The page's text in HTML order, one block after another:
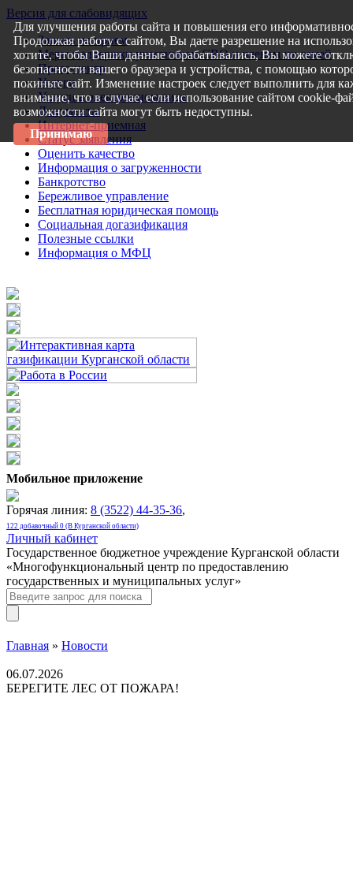
Версия для слабовидящих
Запись на прием
Меры поддержки участникам СВО и членам их семей
Пресс-центр
Услуги
Услуги в электронном виде
Документы
Интернет-приемная
Статус заявления
Оценить качество
Информация о загруженности
Банкротство
Бережливое управление
Бесплатная юридическая помощь
Социальная догазификация
Полезные ссылки
Информация о МФЦ
Мобильное приложение
Горячая линия: 8 (3522) 44-35-36,
122 добавочный 0 (В Курганской области)
Личный кабинет
Государственное бюджетное учреждение Курганской области
«Многофункциональный центр по предоставлению
государственных и муниципальных услуг»
Главная » Новости
06.07.2026
БЕРЕГИТЕ ЛЕС ОТ ПОЖАРА!
Для улучшения работы сайта и повышения его
Продолжая работу с сайтом, Вы даете разрешение на
хотите, чтобы Ваши данные обрабатывались, Вы можете
безопасности вашего браузера и устройства, с помощью
покиньте сайт. Изменение настроек следует выполнить для
внимание, что в случае, если использование сайтом cookie-
возможности сайта могут быть недоступны.
Принимаю